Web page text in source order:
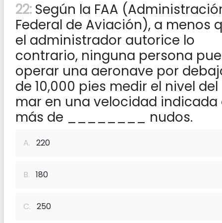
22: Según la FAA
Federal de Aviación), a menos
el administrador autorice lo
contrario, ninguna persona
operar una aeronave por
de 10,000 pies medir el nivel del
mar en una velocidad indicada
más de ________ nudos.
A. 220
B. 180
C. 250